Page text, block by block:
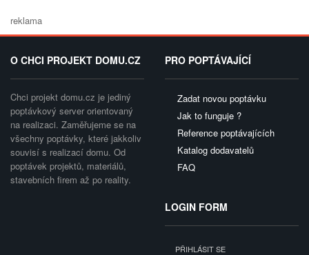
reklama
O CHCI PROJEKT DOMU.CZ
Chci projekt domu.cz je jediný
poptávkový server orientovaný
na realizaci. Zaměřujeme se na
všechny poptávky, které jakkoliv
souvisí s realizací domu. Od
poptávek projektů, materiálů,
stavebních firem až po reality.
PRO POPTÁVAJÍCÍ
Zadat novou poptávku
Jak to funguje ?
Reference poptávajících
Katalog dodavatelů
FAQ
LOGIN FORM
PŘIHLÁSIT SE